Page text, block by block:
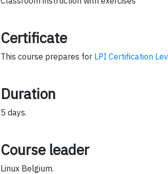
Certificate
This course prepares for LPI Certification
Duration
5 days.
Course leader
Linux Belgium.